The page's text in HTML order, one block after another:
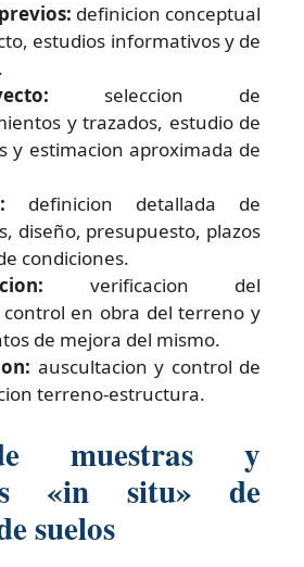
definicion conceptual
estudios informativos y de
seleccion de
y trazados, estudio de
y estimacion aproximada de
definicion detallada de
diseño, presupuesto, plazos
condiciones.
verificacion del
control en obra del terreno y
de mejora del mismo.
auscultacion y control de
terreno-estructura.
muestras y
«in situ» de
suelos